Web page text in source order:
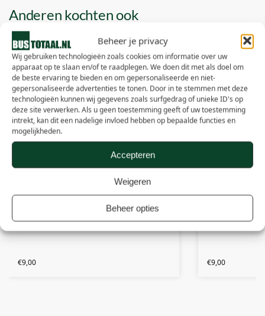
Beheer je privacy
Wij gebruiken technologieën zoals cookies om informatie over uw
apparaat op te slaan en/of te raadplegen. We doen dit met als doel om
de beste ervaring te bieden en om gepersonaliseerde en niet-
gepersonaliseerde advertenties te tonen. Door in te stemmen met deze
technologieën kunnen wij gegevens zoals surfgedrag of unieke ID's op
deze site verwerken. Als u geen toestemming geeft of uw toestemming
intrekt, kan dit een nadelige invloed hebben op bepaalde functies en
mogelijkheden.
Accepteren
Weigeren
Beheer opties
Anderen kochten ook
Hippo Stro – 1 stuks (15 kg)
€9,00
Agri-Stro –
€9,00